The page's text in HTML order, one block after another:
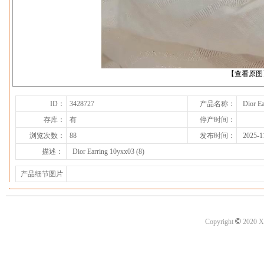
【查看原
ID： 3428727 产品名称：
Dior
存库：
有
停产时间：
浏览次数：
88 发布时间：
2025-
描述：
Dior Earring 10yxx03 (8)
产品细节图片
Copyright ©2020